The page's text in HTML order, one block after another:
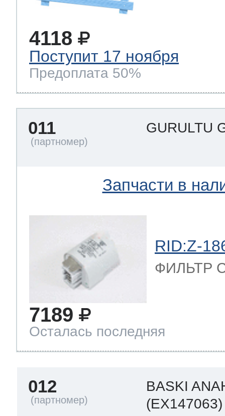
4118
Поступит 17 ноября
Предоплата 50%
011 GURULTU
Запчасти в
RID:Z-
ФИЛЬТР
7189
Осталась последняя
012
BASKI
(EX147063)